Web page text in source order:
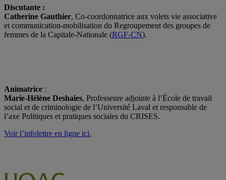
Discutante :
Catherine Gauthier, Co-coordonnatrice aux volets vie associative
et communication-mobilisation du Regroupement des groupes de
femmes de la Capitale-Nationale (RGF-CN).
Animatrice :
Marie-Hélène Deshaies, Professeure adjointe à l’École de travail
social et de criminologie de l’Université Laval et responsable de
l’axe Politiques et pratiques sociales du CRISES.
Voir l’infolettre en ligne ici.